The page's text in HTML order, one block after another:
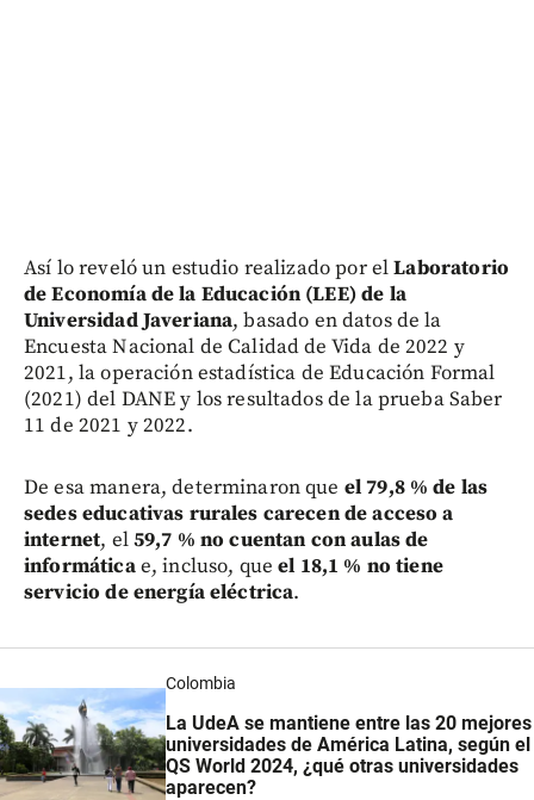
Así lo reveló un estudio realizado por elLaboratorio
de Economía de la Educación (LEE) de la
Universidad Javeriana, basado en datos de la
Encuesta Nacional de Calidad de Vida de 2022 y
2021, la operación estadística de Educación Formal
(2021) del DANE y los resultados de la prueba Saber
11 de 2021 y 2022.
De esa manera, determinaron que el 79,8 % de las
sedes educativas rurales carecen de acceso a
internet, el59,7 % no cuentan con aulas de
informáticae, incluso, queel 18,1 % no tiene
servicio de energía eléctrica.
Colombia
La UdeA se mantiene entre las 20 mejores
universidades de América Latina, según el
QS World 2024, ¿qué otras universidades
aparecen?